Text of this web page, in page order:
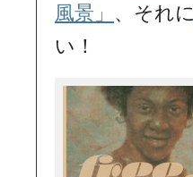
風景」 、それに
い！